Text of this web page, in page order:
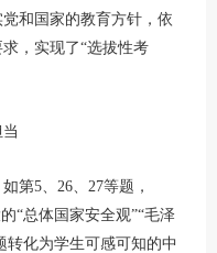
和国家的教育方针，依
，实现了“选拔性考
5、26、27等题，
“总体国家安全观”“毛泽
转化为学生可感可知的中